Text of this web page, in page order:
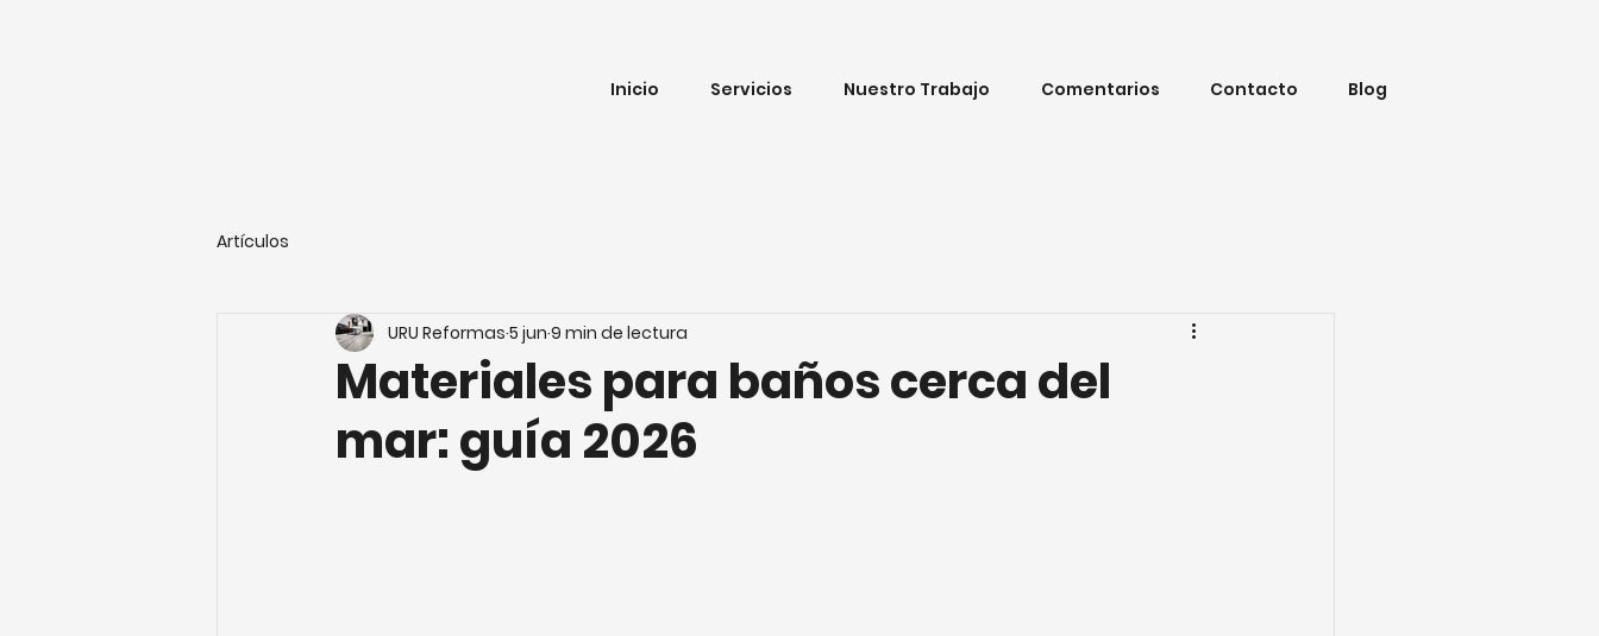
Inicio Servicios Nuestro Trabajo Comentarios Contacto Blog
Artículos
Materiales para baños cerca del
mar: guía 2026
URU Reformas 5 jun 9 min de lectura